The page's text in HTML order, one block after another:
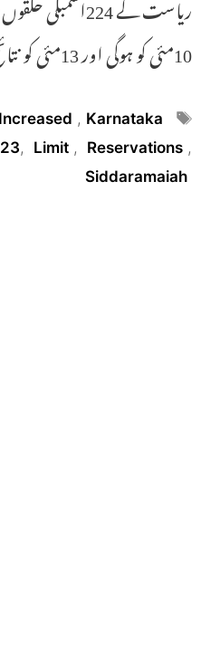
10مئی کو ہوگی اور 13مئی کو نتائج کا اعلان کیاجائے گا
Tags
Increased , Karnataka
, Limit , Reservations ,
Siddaramaiah